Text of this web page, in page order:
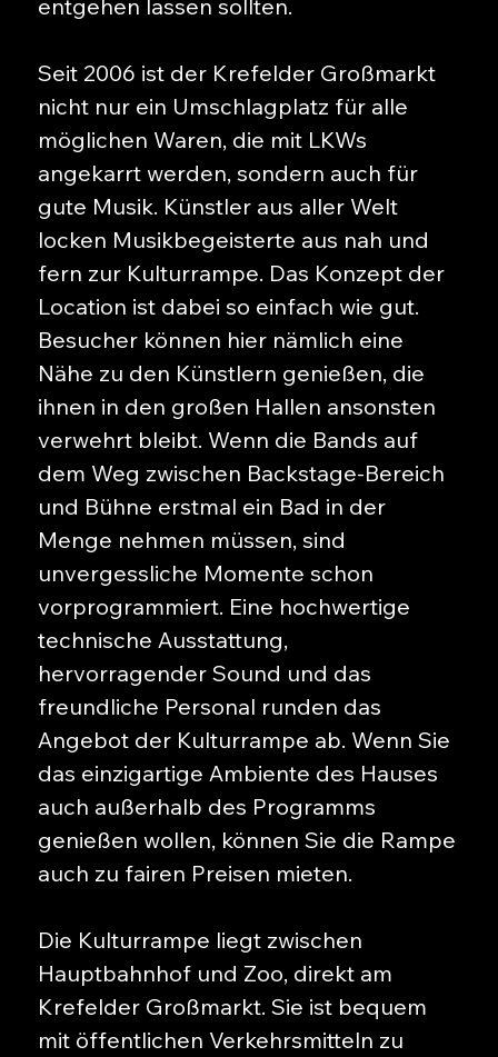
entgehen lassen sollten.
Seit 2006 ist der Krefelder Großmarkt
nicht nur ein Umschlagplatz für alle
möglichen Waren, die mit LKWs
angekarrt werden, sondern auch für
gute Musik. Künstler aus aller Welt
locken Musikbegeisterte aus nah und
fern zur Kulturrampe. Das Konzept der
Location ist dabei so einfach wie gut.
Besucher können hier nämlich eine
Nähe zu den Künstlern genießen, die
ihnen in den großen Hallen ansonsten
verwehrt bleibt. Wenn die Bands auf
dem Weg zwischen Backstage-Bereich
und Bühne erstmal ein Bad in der
Menge nehmen müssen, sind
unvergessliche Momente schon
vorprogrammiert. Eine hochwertige
technische Ausstattung,
hervorragender Sound und das
freundliche Personal runden das
Angebot der Kulturrampe ab. Wenn Sie
das einzigartige Ambiente des Hauses
auch außerhalb des Programms
genießen wollen, können Sie die Rampe
auch zu fairen Preisen mieten.
Die Kulturrampe liegt zwischen
Hauptbahnhof und Zoo, direkt am
Krefelder Großmarkt. Sie ist bequem
mit öffentlichen Verkehrsmitteln zu